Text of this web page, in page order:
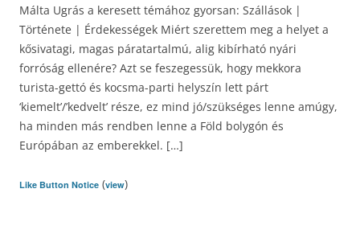
Málta Ugrás a keresett témához gyorsan: Szállások |
Története | Érdekességek Miért szerettem meg a helyet a
kősivatagi, magas páratartalmú, alig kibírható nyári
forróság ellenére? Azt se feszegessük, hogy mekkora
turista-gettó és kocsma-parti helyszín lett párt
‘kiemelt’/’kedvelt’ része, ez mind jó/szükséges lenne amúgy,
ha minden más rendben lenne a Föld bolygón és
Európában az emberekkel. […]
Like Button Notice (view)